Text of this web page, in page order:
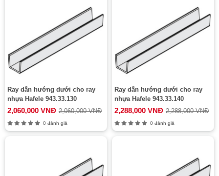
Ray dẫn hướng dưới cho ray
nhựa Hafele 943.33.130
2,060,000 VNĐ 2,060,000 VNĐ
0 đánh giá
Ray dẫn hướng dưới cho ray
nhựa Hafele 943.33.140
2,288,000 VNĐ 2,288,000 VNĐ
0 đánh giá